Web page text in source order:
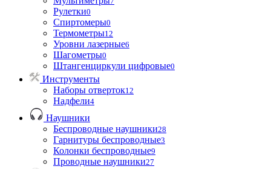
Рулетки0
Спиртомеры0
Термометры12
Уровни лазерные6
Шагометры0
Штангенциркули цифровые0
Инструменты
Наборы отверток12
Надфели4
Наушники
Беспроводные наушники28
Гарнитуры беспроводные3
Колонки беспроводные9
Проводные наушники27